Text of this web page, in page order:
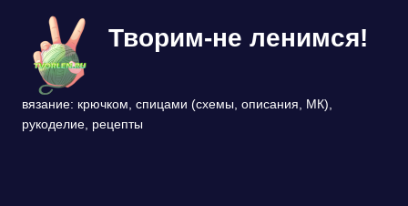
содержимому
Творим-не ленимся!
вязание: крючком, спицами (схемы, описания, МК),
рукоделие, рецепты